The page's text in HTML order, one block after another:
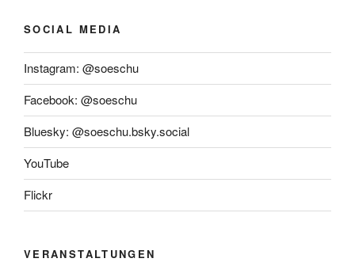
SOCIAL MEDIA
Instagram: @soeschu
Facebook: @soeschu
Bluesky: @soeschu.bsky.social
YouTube
Flickr
VERANSTALTUNGEN